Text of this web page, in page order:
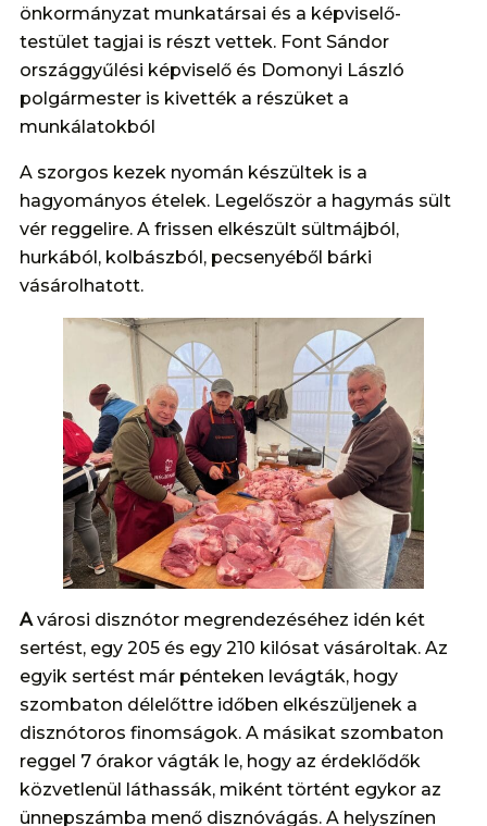
önkormányzat munkatársai és a képviselő-
testület tagjai is részt vettek. Font Sándor
országgyűlési képviselő és Domonyi László
polgármester is kivették a részüket a
munkálatokból
A szorgos kezek nyomán készültek is a
hagyományos ételek. Legelőször a hagymás sült
vér reggelire. A frissen elkészült sültmájból,
hurkából, kolbászból, pecsenyéből bárki
vásárolhatott.
A városi disznótor megrendezéséhez idén két
sertést, egy 205 és egy 210 kilósat vásároltak. Az
egyik sertést már pénteken levágták, hogy
szombaton délelőttre időben elkészüljenek a
disznótoros finomságok. A másikat szombaton
reggel 7 órakor vágták le, hogy az érdeklődők
közvetlenül láthassák, miként történt egykor az
ünnepszámba menő disznóvágás. A helyszínen